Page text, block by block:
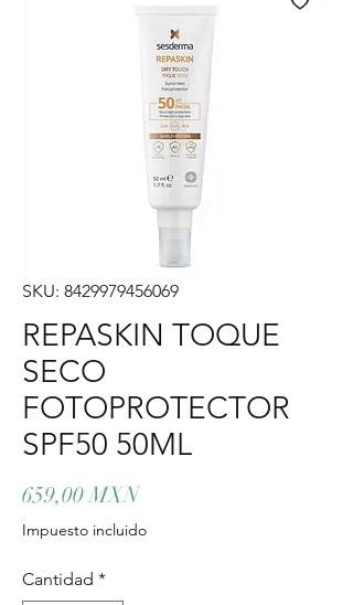
SKU: 8429979456069
REPASKIN TOQUE
SECO
FOTOPROTECTOR
SPF50 50ML
659,00 MXNPrecio
Impuesto incluido
Cantidad *